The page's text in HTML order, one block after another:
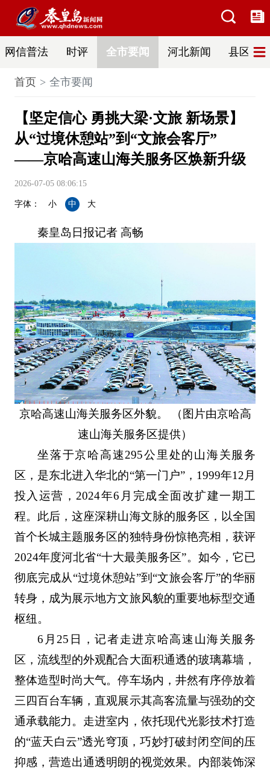
网信普法 时评 全市要闻 河北新闻 县区热
首页 全市要闻
【坚定信心 勇挑大梁·文旅 新场景】
从“过境休憩站”到“文旅会客厅”
——京哈高速山海关服务区焕新升级
2026-07-05 08:06:15
字体： 小 中 大
秦皇岛日报记者 高畅
京哈高速山海关服务区外貌。 （图片由京哈高
速山海关服务区提供）
坐落于京哈高速295公里处的山海关服务
区，是东北进入华北的“第一门户”，1999年12月
投入运营，2024年6月完成全面改扩建一期工
程。此后，这座深耕山海文脉的服务区，以全国
首个长城主题服务区的独特身份惊艳亮相，获评
2024年度河北省“十大最美服务区”。如今，它已
彻底完成从“过境休憩站”到“文旅会客厅”的华丽
转身，成为展示地方文旅风貌的重要地标型交通
枢纽。
6月25日，记者走进京哈高速山海关服务
区，流线型的外观配合大面积通透的玻璃幕墙，
整体造型时尚大气。停车场内，井然有序停放着
三四百台车辆，直观展示其高客流量与强劲的交
通承载能力。走进室内，依托现代光影技术打造
的“蓝天白云”透光穹顶，巧妙打破封闭空间的压
抑感，营造出通透明朗的视觉效果。内部装饰深